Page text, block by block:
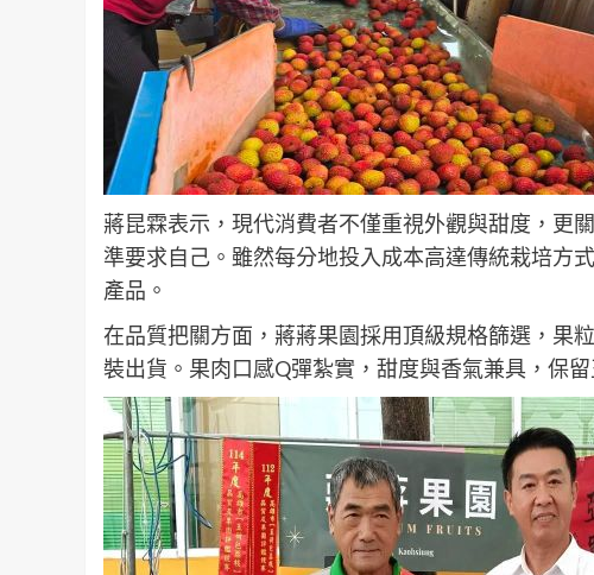
蔣昆霖表示，現代消費者不僅重視外觀與甜度，更
準要求自己。雖然每分地投入成本高達傳統栽培方
產品。
在品質把關方面，蔣蔣果園採用頂級規格篩選，果
裝出貨。果肉口感Q彈紮實，甜度與香氣兼具，保